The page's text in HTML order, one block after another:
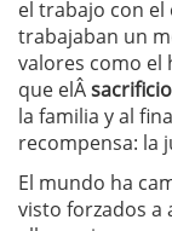
el trabajo con el
trabajaban un
valores como el
que elÂ
la familia y al
recompensa: la
El mundo ha
visto forzados a